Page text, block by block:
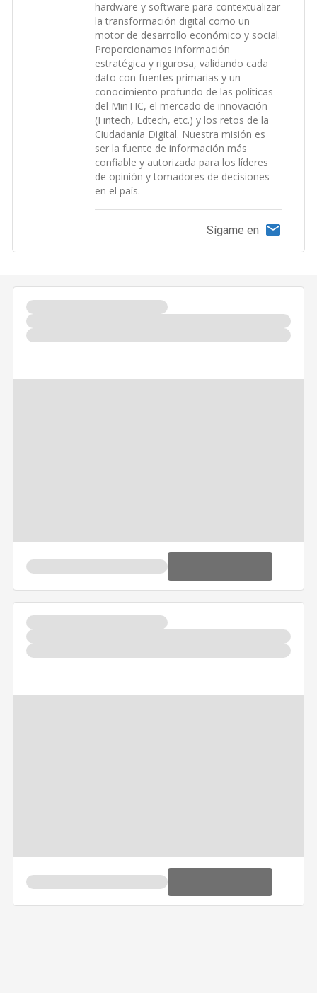
hardware y software para contextualizar
la transformación digital como un
motor de desarrollo económico y social.
Proporcionamos información
estratégica y rigurosa, validando cada
dato con fuentes primarias y un
conocimiento profundo de las políticas
del MinTIC, el mercado de innovación
(Fintech, Edtech, etc.) y los retos de la
Ciudadanía Digital. Nuestra misión es
ser la fuente de información más
confiable y autorizada para los líderes
de opinión y tomadores de decisiones
en el país.
Sígame en